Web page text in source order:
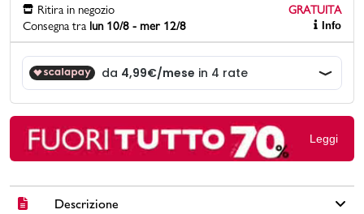
Gift card
Ritira in negozio
GRATUITA
Consegna tra lun 10/8 - mer 12/8 Info
Leggi
Descrizione